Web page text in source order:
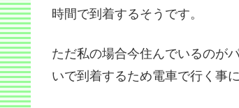
時間で到着するそうです。
ただ私の場合今住んでいるのが
いで到着するため電車で行く事に